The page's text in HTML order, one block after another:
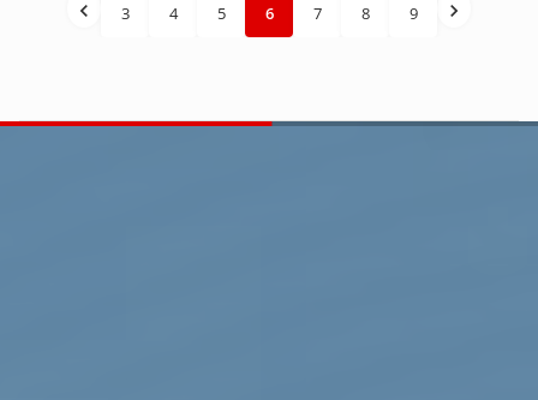
3 4 5 6 7 8 9